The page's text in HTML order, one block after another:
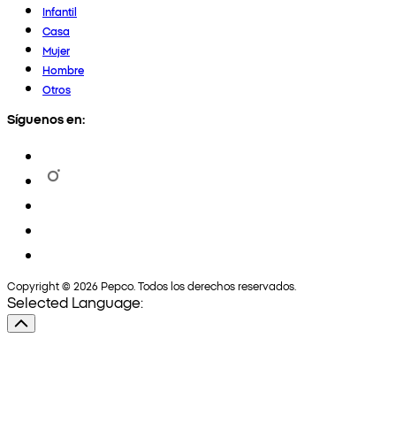
Infantil
Casa
Mujer
Hombre
Otros
Síguenos en:
Copyright © 2026 Pepco. Todos los derechos reservados.
Selected Language: